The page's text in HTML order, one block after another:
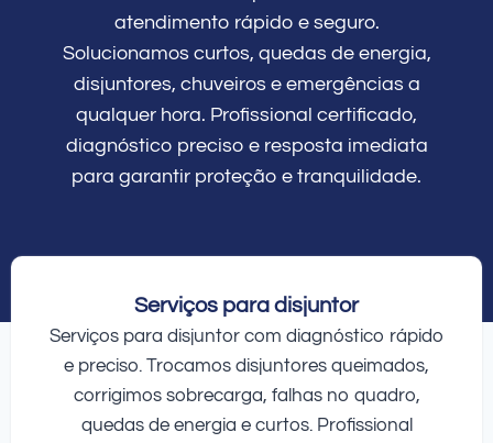
atendimento rápido e seguro.
Solucionamos curtos, quedas de energia,
disjuntores, chuveiros e emergências a
qualquer hora. Profissional certificado,
diagnóstico preciso e resposta imediata
para garantir proteção e tranquilidade.
Serviços para disjuntor
Serviços para disjuntor com diagnóstico rápido
e preciso. Trocamos disjuntores queimados,
corrigimos sobrecarga, falhas no quadro,
quedas de energia e curtos. Profissional